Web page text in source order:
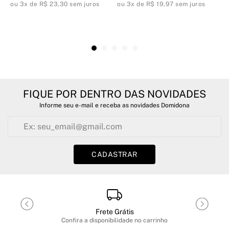
ou 3x de R$ 23,30 sem juros ou 3x de R$ 19,97 sem juros
FIQUE POR DENTRO DAS NOVIDADES
Informe seu e-mail e receba as novidades Domidona
CADASTRAR
Frete Grátis
Confira a disponibilidade no carrinho